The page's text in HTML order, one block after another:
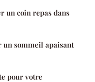
un coin repas dans
un sommeil apaisant
pour votre